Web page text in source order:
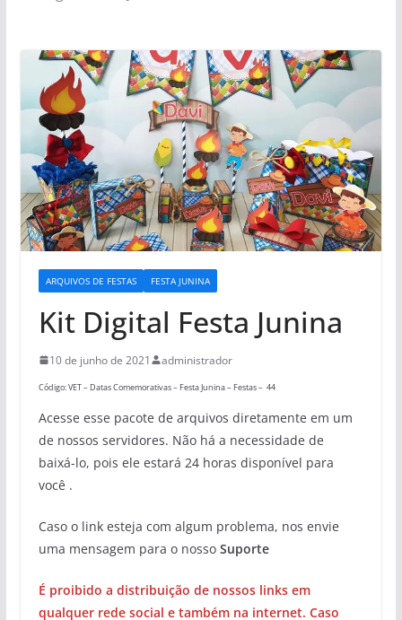
ARQUIVOS DE FESTAS FESTA JUNINA
Kit Digital Festa Junina
10 de junho de 2021 administrador
Código: VET – Datas Comemorativas – Festa Junina – Festas – 44
Acesse esse pacote de arquivos diretamente em um
de nossos servidores. Não há a necessidade de
baixá-lo, pois ele estará 24 horas disponível para
você .
Caso o link esteja com algum problema, nos envie
uma mensagem para o nosso Suporte
É proibido a distribuição de nossos links em
qualquer rede social e também na internet. Caso